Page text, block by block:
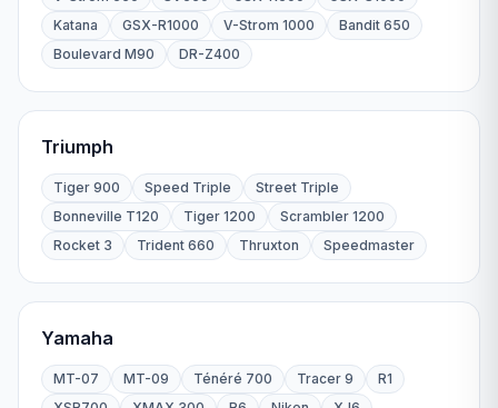
Katana
GSX-R1000 V-Strom 1000
Bandit 650
Boulevard M90
DR-Z400
Triumph
Tiger 900 Speed Triple
Street Triple
Bonneville T120
Tiger 1200
Scrambler 1200
Rocket 3
Trident 660 Thruxton Speedmaster
Yamaha
MT-07 MT-09 Ténéré 700 Tracer 9
R1